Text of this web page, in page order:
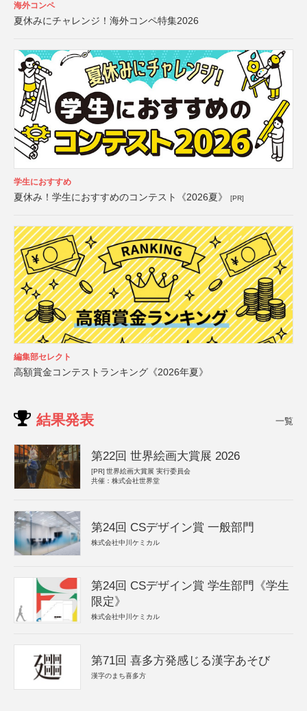
海外コンペ
夏休みにチャレンジ！海外コンペ特集2026
学生におすすめ
夏休み！学生におすすめのコンテスト《2026夏》 [PR]
編集部セレクト
高額賞金コンテストランキング《2026年夏》
結果発表 一覧
第22回 世界絵画大賞展 2026
[PR] 世界絵画大賞展 実行委員会
共催：株式会社世界堂
第24回 CSデザイン賞 一般部門
株式会社中川ケミカル
第24回 CSデザイン賞 学生部門《学生
限定》
株式会社中川ケミカル
第71回 喜多方発感じる漢字あそび
漢字のまち喜多方